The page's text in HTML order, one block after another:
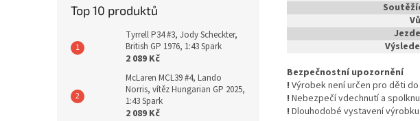
Top 10 produktů
Tyrrell P34 #3, Jody Scheckter,
British GP 1976, 1:43 Spark
2 089 Kč
McLaren MCL39 #4, Lando
Norris, vítěz Hungarian GP 2025,
1:43 Spark
2 089 Kč
Bezpečnostní upozornění
! Výrobek není určen pro děti
! Nebezpečí vdechnutí a
! Dlouhodobé vystavení